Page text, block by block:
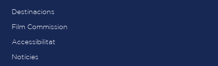
Destinacions
Film Commission
Accessibilitat
Notícies